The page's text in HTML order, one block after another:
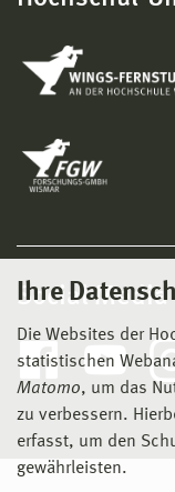
Ihre
Die Websites der
statistischen
Matomo, um das
zu verbessern.
erfasst, um den
gewährleisten.
Social Media